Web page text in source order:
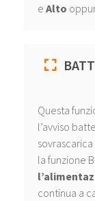
e Alto
Questa
l’avviso
la funzione
continua a